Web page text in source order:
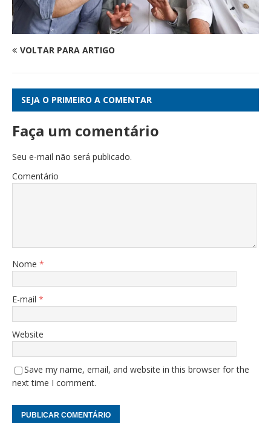
VOLTAR PARA ARTIGO
SEJA O PRIMEIRO A COMENTAR
Faça um comentário
Seu e-mail não será publicado.
Comentário
Nome *
E-mail *
Website
Save my name, email, and website in this browser for the
next time I comment.